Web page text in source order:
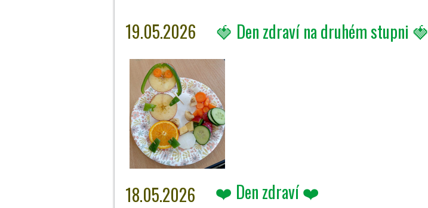
19.05.2026 🍓 Den zdraví na druhém stupni 🍓
18.05.2026 ❤️ Den zdraví ❤️